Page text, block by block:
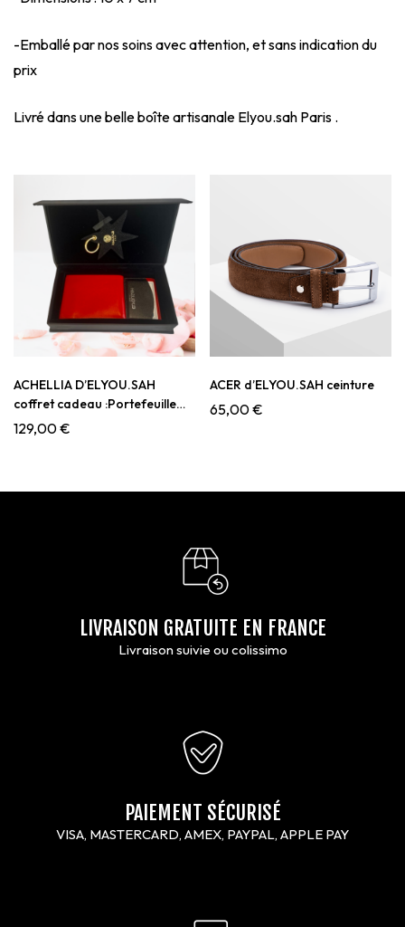
-Emballé par nos soins avec attention, et sans indication du
prix
Livré dans une belle boîte artisanale Elyou.sah Paris .
ACHELLIA D’ELYOU.SAH
coffret cadeau :Portefeuille
,Porte-clés et Porte cartes
129,00€
ACER d’ELYOU.SAH ceinture
65,00€
LIVRAISON GRATUITE EN FRANCE
Livraison suivie ou colissimo
PAIEMENT SÉCURISÉ
VISA, MASTERCARD, AMEX, PAYPAL, APPLE PAY